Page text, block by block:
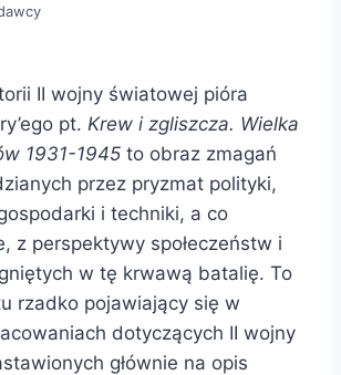
II wojny światowej pióra
pt. Krew i zgliszcza. Wielka
1931-1945 to obraz zmagań
przez pryzmat polityki,
i techniki, a co
z perspektywy społeczeństw i
w tę krwawą batalię. To
rzadko pojawiający się w
dotyczących II wojny
głównie na opis